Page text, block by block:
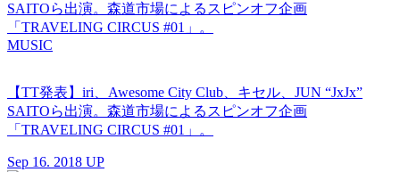
SAITOら出演。森道市場によるスピンオフ企画
「TRAVELING CIRCUS #01」。
MUSIC
【TT発表】iri、Awesome City Club、キセル、JUN “JxJx”
SAITOら出演。森道市場によるスピンオフ企画
「TRAVELING CIRCUS #01」。
Sep 16. 2018 UP